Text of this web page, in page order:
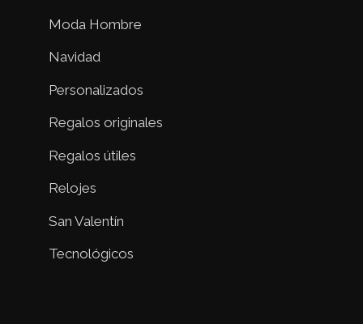
Moda Hombre
Navidad
Personalizados
Regalos originales
Regalos útiles
Relojes
San Valentín
Tecnológicos